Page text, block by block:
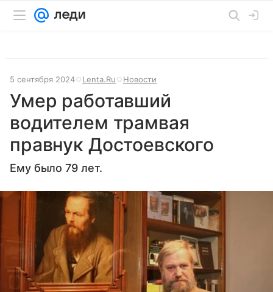
5 сентября 2024 Lenta.Ru Новости
Умер работавший
водителем трамвая
правнук Достоевского
Ему было 79 лет.